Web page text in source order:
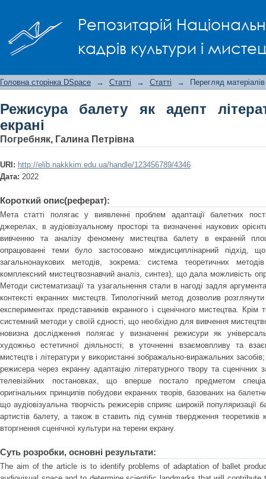
Репозитарій
кадрів культури і
Головна сторінка DSpace → Статті → Статті → Перегляд матеріалів
Режисура балету як адепт
екрані
Погребняк, Галина Петрівна
URI: http://elib.nakkkim.edu.ua/handle/123456789/4346
Дата: 2022
Короткий опис(реферат):
Мета статті полягає у виявленні проблем адаптації балетних
джерелах, в аудіовізуальному просторі та визначенні наукових
вивченню та аналізу феномену мистецтва балету в екранній
опрацюванні теми було застосовано міждисциплінарний підхід,
загальнонаукових методів, зокрема: система теоретичних
комплексний мистецтвознавчий аналіз, синтез), що дала можливість
Методи систематизації та узагальнення стали в нагоді задля
контексті екранних мистецтв. Типологічний метод дозволив
експериментах представників екранного і сценічного мистецтва. Крім
системний методи у своїй єдності, що необхідно для вивчення
новизна дослідження полягає у визначенні режисури як
художньо естетичної діяльності; в уточненні взаємовпливу та
мистецтв і літератури у використанні зображально-виражальних
режисера через екранну адаптацію літературного твору та сценічних
телевізійних постановках, що вперше постало предметом
оригінальних принципів побудови екранних творів, базованих на
що аудіовізуальна творчість режисерів сприяє широкій популяризації
артистів балету, а також в ставить під сумнів твердження теоретиків
вторгнення сценічної культури на терени екрану.
Суть розробки, основні результати:
The aim of the article is to identify problems of adaptation of ballet